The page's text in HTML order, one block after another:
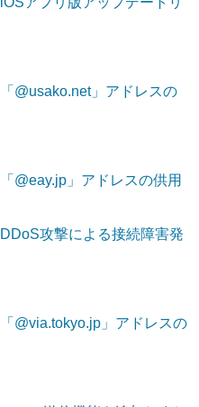
「@usako.net」アドレスの
「@eay.jp」アドレスの供用
DDoS攻撃による接続障害発
「@via.tokyo.jp」アドレスの